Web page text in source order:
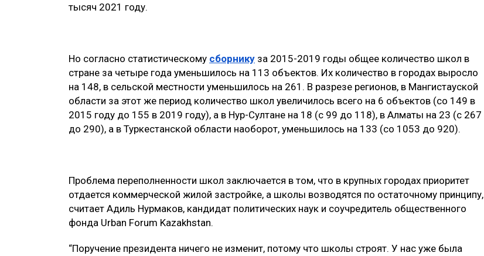
тысяч 2021 году.
Но согласно статистическому сборнику за 2015-2019 годы общее количество школ в
стране за четыре года уменьшилось на 113 объектов. Их количество в городах выросло
на 148, в сельской местности уменьшилось на 261. В разрезе регионов, в Мангистауской
области за этот же период количество школ увеличилось всего на 6 объектов (со 149 в
2015 году до 155 в 2019 году), а в Нур-Султане на 18 (с 99 до 118), в Алматы на 23 (с 267
до 290), а в Туркестанской области наоборот, уменьшилось на 133 (со 1053 до 920).
Проблема переполненности школ заключается в том, что в крупных городах приоритет
отдается коммерческой жилой застройке, а школы возводятся по остаточному принципу,
считает Адиль Нурмаков, кандидат политических наук и соучредитель общественного
фонда Urban Forum Kazakhstan.
“Поручение президента ничего не изменит, потому что школы строят. У нас уже была